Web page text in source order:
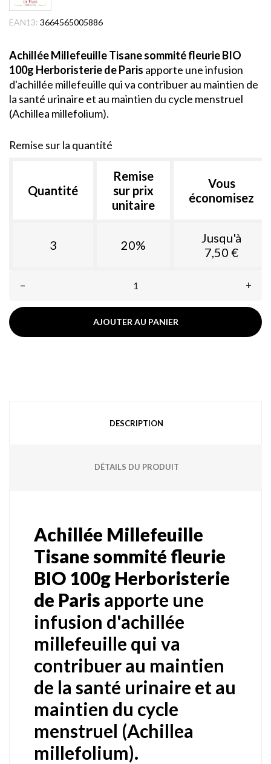
EAN13: 3664565005886
Achillée Millefeuille Tisane sommité fleurie BIO
100g Herboristerie de Paris apporte une infusion
d'achillée millefeuille qui va contribuer au maintien de
la santé urinaire et au maintien du cycle menstruel
(Achillea millefolium).
Remise sur la quantité
Quantité
Remise
sur prix
unitaire
Vous
économisez
3 20%
Jusqu'à
7,50 €
– +
AJOUTER AU PANIER
DESCRIPTION
DÉTAILS DU PRODUIT
Achillée Millefeuille
Tisane sommité fleurie
BIO 100g Herboristerie
de Paris apporte une
infusion d'achillée
millefeuille qui va
contribuer au maintien
de la santé urinaire et au
maintien du cycle
menstruel (Achillea
millefolium).